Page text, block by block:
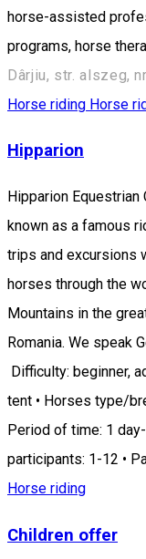
horse-assisted
programs, horse
Dârjiu, str. alszeg,
Horse riding Horse
Hipparion
Hipparion
known as a famous
trips and excursions
horses through the
Mountains in the
Romania. We speak
Difficulty: beginner,
tent • Horses type/
Period of time: 1
participants: 1-12 •
Horse riding
Children offer